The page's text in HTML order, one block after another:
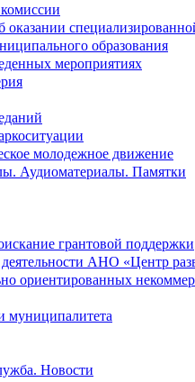
образования
мероприятиях
молодежное движение
Аудиоматериалы. Памятки
грантовой поддержки
АНО «Центр
ориентированных
муниципалитета
Новости